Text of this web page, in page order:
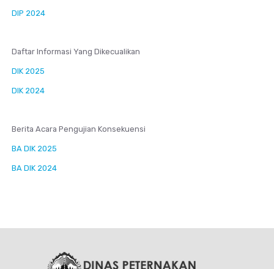
DIP 2024
Daftar Informasi Yang Dikecualikan
DIK 2025
DIK 2024
Berita Acara Pengujian Konsekuensi
BA DIK 2025
BA DIK 2024